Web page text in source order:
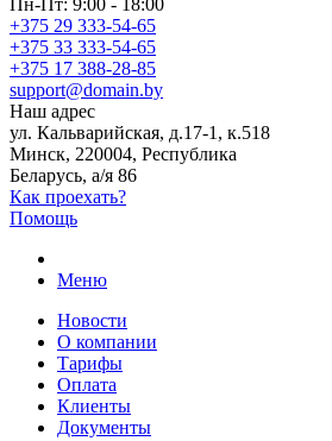
Пн-Пт: 9:00 - 18:00
+375 29 333-54-65
+375 33 333-54-65
+375 17 388-28-85
support@domain.by
Наш адрес
ул. Кальварийская, д.17-1, к.518
Минск, 220004, Республика
Беларусь, а/я 86
Как проехать?
Помощь
Меню
Новости
О компании
Тарифы
Оплата
Клиенты
Документы